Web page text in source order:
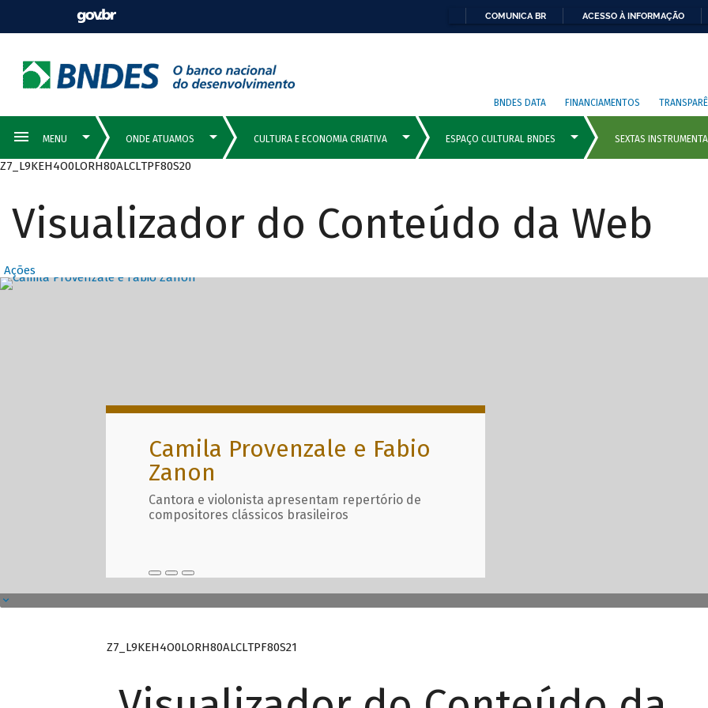
COMUNICA BR ACESSO À INFORMAÇÃO
BNDES DATA FINANCIAMENTOS
Z7_L9KEH4O0LORH80ALCLTPF80S20
Visualizador do Conteúdo da Web
Ações
Destaques Principais com
Camila Provenzale e Fabio
Zanon
Cantora e violonista apresentam repertório de
compositores clássicos brasileiros
Z7_L9KEH4O0LORH80ALCLTPF80S21